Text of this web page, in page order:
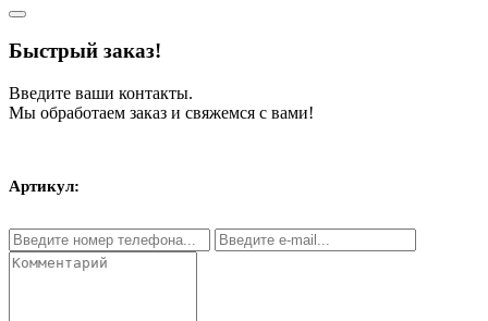
Быстрый заказ!
Введите ваши контакты.
Мы обработаем заказ и свяжемся с вами!
Артикул: